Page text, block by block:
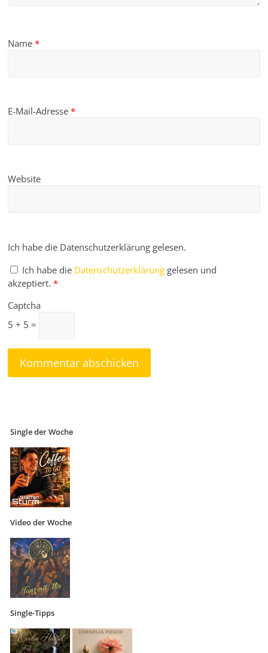
Name*
E-Mail-Adresse*
Website
Ich habe die Datenschutzerklärung gelesen.
Ich habe die Datenschutzerklärung gelesen und
akzeptiert. *
Captcha
5 + 5 =
Single der Woche
Video der Woche
Single-Tipps